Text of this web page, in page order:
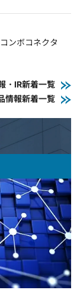
ンボコネクタ
・IR新着一覧
情報新着一覧